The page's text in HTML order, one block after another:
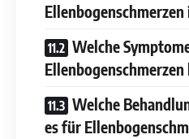
Welche
Ellenbogenschmerzen
Welche
es für